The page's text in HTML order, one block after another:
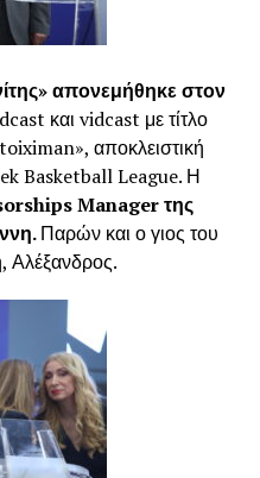
απονεμήθηκε στον
και vidcast με τίτλο
αποκλειστική
Basketball League. Η
Managerτης
Παρών και ο γιος του
Αλέξανδρος.